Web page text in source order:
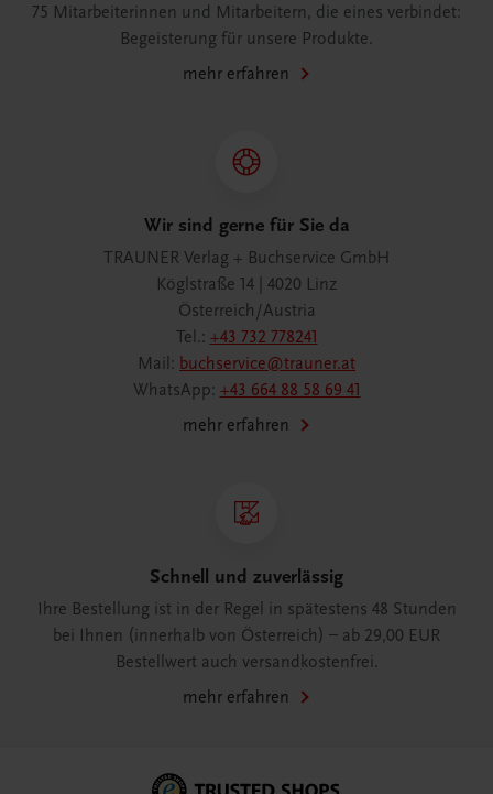
75 Mitarbeiterinnen und Mitarbeitern, die eines verbindet:
Begeisterung für unsere Produkte.
mehr erfahren
Wir sind gerne für Sie da
TRAUNER Verlag + Buchservice GmbH
Köglstraße 14 | 4020 Linz
Österreich/Austria
Tel.: +43 732 778241
Mail: buchservice@trauner.at
WhatsApp: +43 664 88 58 69 41
mehr erfahren
Schnell und zuverlässig
Ihre Bestellung ist in der Regel in spätestens 48 Stunden
bei Ihnen (innerhalb von Österreich) – ab 29,00 EUR
Bestellwert auch versandkostenfrei.
mehr erfahren